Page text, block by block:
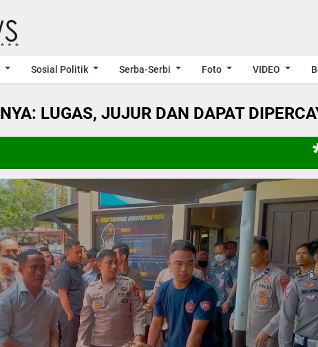
Sosial Politik Serba-Serbi Foto VIDEO
LUGAS, JUJUR DAN DAPAT